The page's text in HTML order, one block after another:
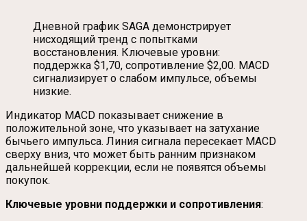
Дневной график SAGA демонстрирует
нисходящий тренд с попытками
восстановления. Ключевые уровни:
поддержка $1,70, сопротивление $2,00. MACD
сигнализирует о слабом импульсе, объемы
низкие.
Индикатор MACD показывает снижение в
положительной зоне, что указывает на затухание
бычьего импульса. Линия сигнала пересекает MACD
сверху вниз, что может быть ранним признаком
дальнейшей коррекции, если не появятся объемы
покупок.
Ключевые уровни поддержки и сопротивления: